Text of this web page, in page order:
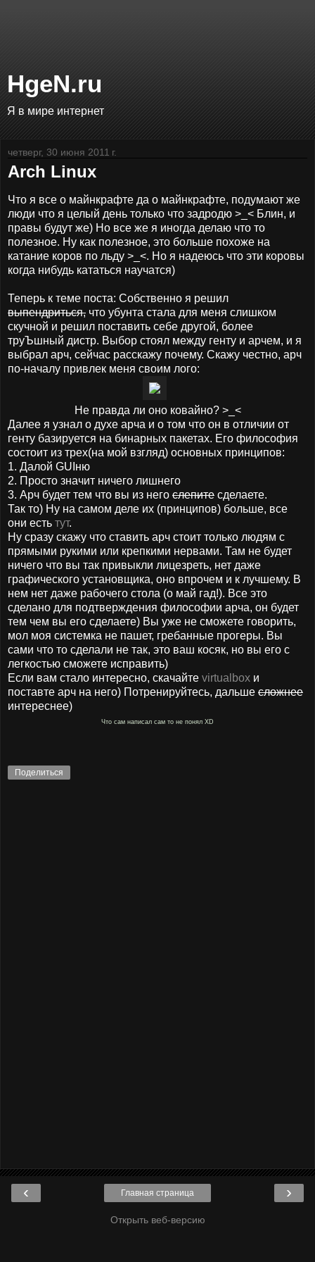
HgeN.ru
Я в мире интернет
четверг, 30 июня 2011 г.
Arch Linux
Что я все о майнкрафте да о майнкрафте, подумают же
люди что я целый день только что задродю >_< Блин, и
правы будут же) Но все же я иногда делаю что то
полезное. Ну как полезное, это больше похоже на
катание коров по льду >_<. Но я надеюсь что эти коровы
когда нибудь кататься научатся)
Теперь к теме поста: Собственно я решил
выпендриться, что убунта стала для меня слишком
скучной и решил поставить себе другой, более
труЪшный дистр. Выбор стоял между генту и арчем, и я
выбрал арч, сейчас расскажу почему. Скажу честно, арч
по-началу привлек меня своим лого:
Не правда ли оно ковайно? >_<
Далее я узнал о духе арча и о том что он в отличии от
генту базируется на бинарных пакетах. Его философия
состоит из трех(на мой взгляд) основных принципов:
1. Далой GUIню
2. Просто значит ничего лишнего
3. Арч будет тем что вы из него слепите сделаете.
Так то) Ну на самом деле их (принципов) больше, все
они есть тут.
Ну сразу скажу что ставить арч стоит только людям с
прямыми рукими или крепкими нервами. Там не будет
ничего что вы так привыкли лицезреть, нет даже
графического установщика, оно впрочем и к лучшему. В
нем нет даже рабочего стола (о май гад!). Все это
сделано для подтверждения философии арча, он будет
тем чем вы его сделаете) Вы уже не сможете говорить,
мол моя системка не пашет, гребанные прогеры. Вы
сами что то сделали не так, это ваш косяк, но вы его с
легкостью сможете исправить)
Если вам стало интересно, скачайте virtualbox и
поставте арч на него) Потренируйтесь, дальше сложнее
интереснее)
Что сам написал сам то не понял XD
Поделиться
‹ ›
Главная страница
Открыть веб-версию